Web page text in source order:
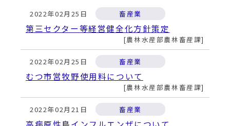
2022年02月25日 畜産業
第三セクター等経営健全化方針策定
農林水産部農林畜産課
2022年02月25日 畜産業
むつ市営牧野使用料について
農林水産部農林畜産課
2022年02月21日 畜産業